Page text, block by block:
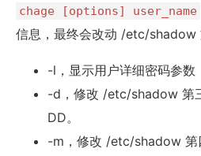
chage [options] user_name
信息，最终会改动 /etc/shadow
-l，显示用户详细密码参数
-d，修改 /etc/shadow 第
DD。
-m，修改 /etc/shadow 第